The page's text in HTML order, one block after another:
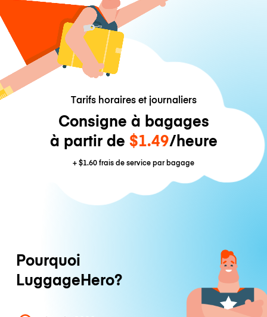
Tarifs horaires et journaliers
Consigne à bagages
à partir de $1.49/heure
+$1.60frais de service par bagage
Pourquoi
LuggageHero?